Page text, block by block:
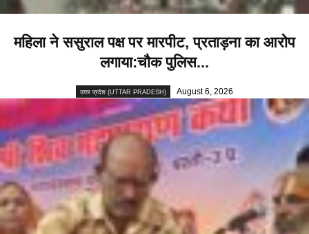
महिला ने ससुराल पक्ष पर मारपीट, प्रताड़ना का आरोप
लगाया:चौक पुलिस...
उत्तर प्रदेश (UTTAR PRADESH) August 6, 2026